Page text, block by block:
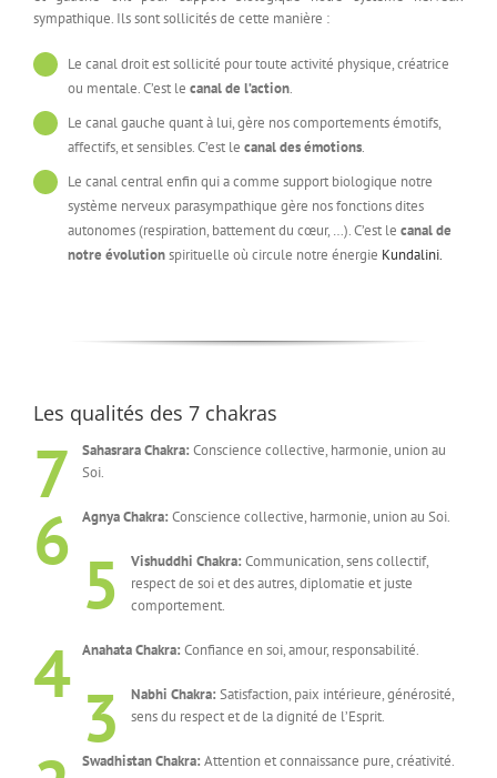
sympathique. Ils sont sollicités de cette manière :
Le canal droit est sollicité pour toute activité physique, créatrice
ou mentale. C’est lecanal de l’action.
Le canal gauche quant à lui, gère nos comportements émotifs,
affectifs, et sensibles. C’est lecanal des émotions.
Le canal central enfin qui a comme support biologique notre
système nerveux parasympathique gère nos fonctions dites
autonomes (respiration, battement du cœur, …). C’est lecanal de
notre évolutionspirituelle où circule notre énergie Kundalini.
Les qualités des 7 chakras
7 Sahasrara Chakra: Conscience collective, harmonie, union au
Soi.
6 Agnya Chakra: Conscience collective, harmonie, union au Soi.
5 Vishuddhi Chakra: Communication, sens collectif,
respect de soi et des autres, diplomatie et juste
comportement.
4 Anahata Chakra: Confiance en soi, amour, responsabilité.
3 Nabhi Chakra: Satisfaction, paix intérieure, générosité,
sens du respect et de la dignité de l’Esprit.
Swadhistan Chakra: Attention et connaissance pure, créativité.